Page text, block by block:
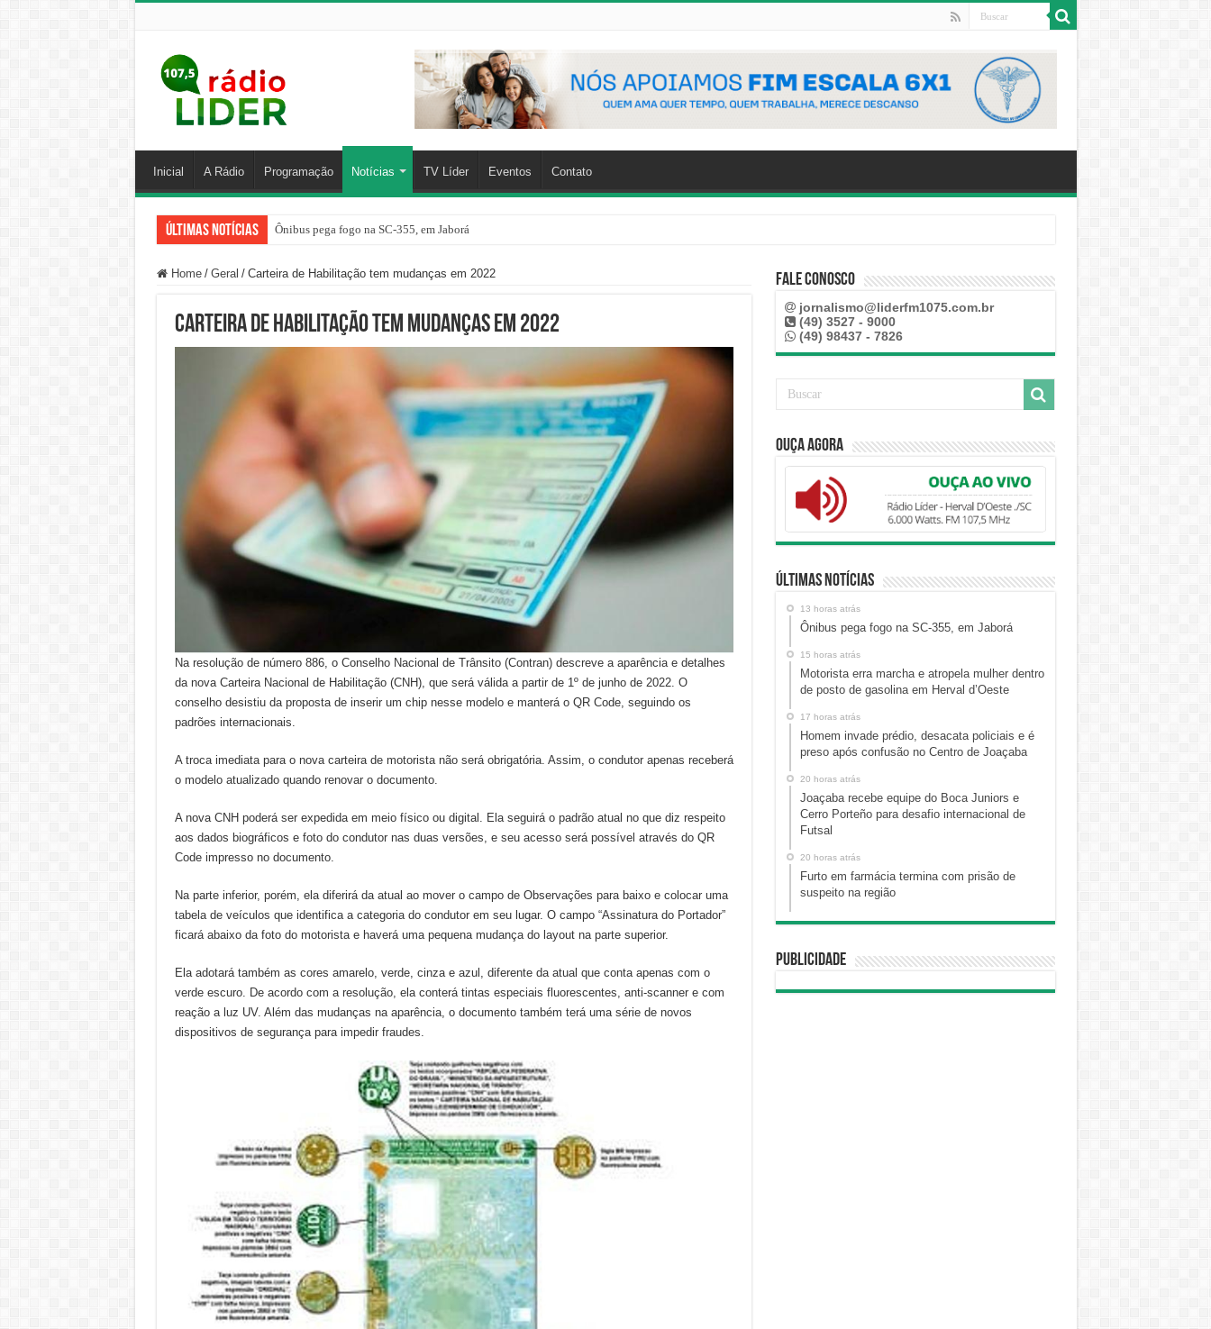
Inicial A Rádio Programação Notícias TV Líder Eventos Contato
Últimas Notícias Ônibus pega fogo na SC-355, em Jaborá
Home / Geral / Carteira de Habilitação tem mudanças em 2022
Carteira de Habilitação tem mudanças em 2022
Na resolução de número 886, o Conselho Nacional de Trânsito (Contran) descreve a aparência e detalhes
da nova Carteira Nacional de Habilitação (CNH), que será válida a partir de 1º de junho de 2022. O
conselho desistiu da proposta de inserir um chip nesse modelo e manterá o QR Code, seguindo os
padrões internacionais.
A troca imediata para o nova carteira de motorista não será obrigatória. Assim, o condutor apenas receberá
o modelo atualizado quando renovar o documento.
A nova CNH poderá ser expedida em meio físico ou digital. Ela seguirá o padrão atual no que diz respeito
aos dados biográficos e foto do condutor nas duas versões, e seu acesso será possível através do QR
Code impresso no documento.
Na parte inferior, porém, ela diferirá da atual ao mover o campo de Observações para baixo e colocar uma
tabela de veículos que identifica a categoria do condutor em seu lugar. O campo “Assinatura do Portador”
ficará abaixo da foto do motorista e haverá uma pequena mudança do layout na parte superior.
Ela adotará também as cores amarelo, verde, cinza e azul, diferente da atual que conta apenas com o
verde escuro. De acordo com a resolução, ela conterá tintas especiais fluorescentes, anti-scanner e com
reação a luz UV. Além das mudanças na aparência, o documento também terá uma série de novos
dispositivos de segurança para impedir fraudes.
Fale Conosco
jornalismo@liderfm1075.com.br
(49) 3527 - 9000
(49) 98437 - 7826
Ouça Agora
Últimas Notícias
13 horas atrás
Ônibus pega fogo na SC-355, em Jaborá
15 horas atrás
Motorista erra marcha e atropela mulher dentro
de posto de gasolina em Herval d’Oeste
17 horas atrás
Homem invade prédio, desacata policiais e é
preso após confusão no Centro de Joaçaba
20 horas atrás
Joaçaba recebe equipe do Boca Juniors e
Cerro Porteño para desafio internacional de
Futsal
20 horas atrás
Furto em farmácia termina com prisão de
suspeito na região
Publicidade